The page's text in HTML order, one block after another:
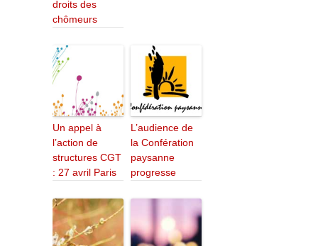
droits des
chômeurs
Un appel à
l’action de
structures CGT
: 27 avril Paris
L’audience de
la Confération
paysanne
progresse